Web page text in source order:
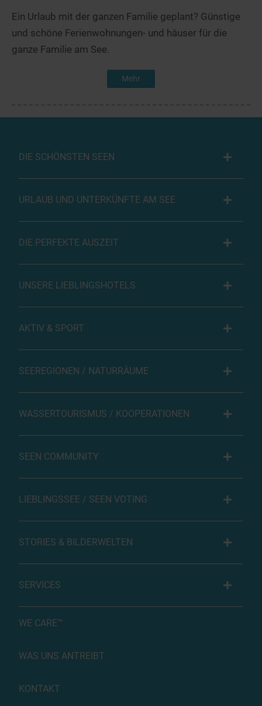
Ein Urlaub mit der ganzen Familie geplant? Günstige
und schöne Ferienwohnungen- und häuser für die
ganze Familie am See.
Mehr
DIE SCHÖNSTEN SEEN
URLAUB UND UNTERKÜNFTE AM SEE
DIE PERFEKTE AUSZEIT
UNSERE LIEBLINGSHOTELS
AKTIV & SPORT
SEEREGIONEN / NATURRÄUME
WASSERTOURISMUS / KOOPERATIONEN
SEEN COMMUNITY
LIEBLINGSSEE / SEEN VOTING
STORIES & BILDERWELTEN
SERVICES
WE CARE™
WAS UNS ANTREIBT
KONTAKT